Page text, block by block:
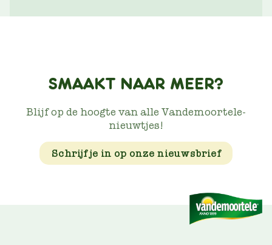
SMAAKT NAAR MEER?
Blijf op de hoogte van alle Vandemoortele-
nieuwtjes!
Schrijf je in op onze nieuwsbrief